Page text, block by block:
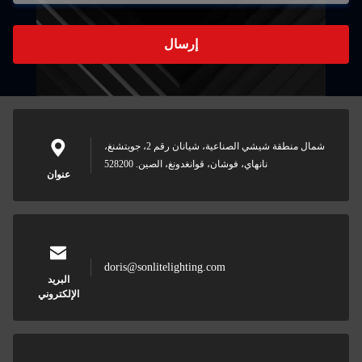
إرسال
عنوان
شمال منطقة شيشي الصناعية، شيانان رقم 2، جويتشنغ،
نانهاي، فوشان، قوانغدونغ، الصين. 528200
البريد
الإلكتروني
doris@sonlitelighting.com